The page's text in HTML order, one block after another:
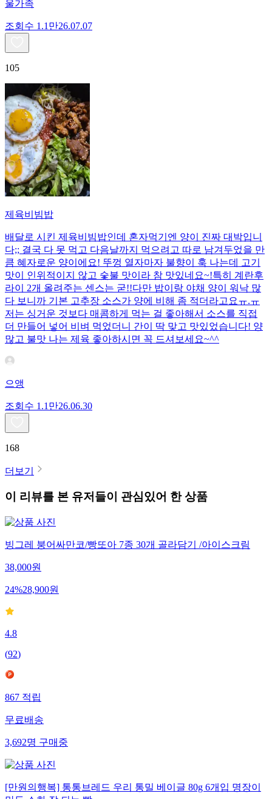
울가족
조회수 1.1만26.07.07
105
제육비빔밥
배달로 시킨 제육비빔밥인데 혼자먹기엔 양이 진짜 대박입니
다;; 결국 다 못 먹고 다음날까지 먹으려고 따로 남겨두었을 만
큼 혜자로운 양이에요! 뚜껑 열자마자 불향이 훅 나는데 고기
맛이 인위적이지 않고 숯불 맛이라 참 맛있네요~!특히 계란후
라이 2개 올려주는 센스는 굳!! ​다만 밥이랑 야채 양이 워낙 많
다 보니까 기본 고추장 소스가 양에 비해 좀 적더라고요ㅠ.ㅠ
저는 싱거운 것보다 매콤하게 먹는 걸 좋아해서 소스를 직접
더 만들어 넣어 비벼 먹었더니 간이 딱 맞고 맛있었습니다! 양
많고 불맛 나는 제육 좋아하시면 꼭 드셔보세요~^^
으앵
조회수 1.1만26.06.30
168
더보기
이 리뷰를 본 유저들이 관심있어 한 상품
빙그레 붕어싸만코/빵또아 7종 30개 골라담기 /아이스크림
38,000원
24%28,900원
4.8
(92)
867 적립
무료배송
3,692명 구매중
[만원의행복] 통통브레드 우리 통밀 베이글 80g 6개입 명장이